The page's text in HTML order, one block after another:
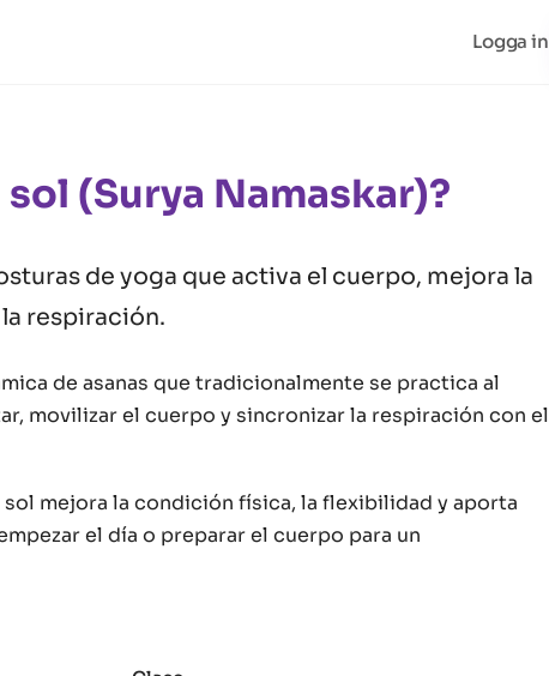
Logga in
(Surya Namaskar)?
de yoga que activa el cuerpo, mejora la
respiración.
de asanas que tradicionalmente se practica al
movilizar el cuerpo y sincronizar la respiración con el
mejora la condición física, la flexibilidad y aporta
el día o preparar el cuerpo para un